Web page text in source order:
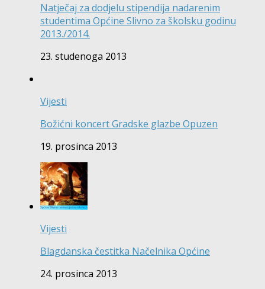
Natječaj za dodjelu stipendija nadarenim
studentima Općine Slivno za školsku godinu
2013./2014.
23. studenoga 2013
Vijesti
Božićni koncert Gradske glazbe Opuzen
19. prosinca 2013
Vijesti
Blagdanska čestitka Načelnika Općine
24. prosinca 2013